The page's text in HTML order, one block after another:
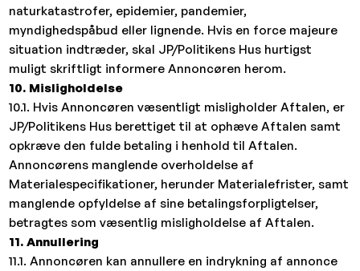
naturkatastrofer, epidemier, pandemier,
myndighedspåbud eller lignende. Hvis en force majeure
situation indtræder, skal JP/Politikens Hus hurtigst
muligt skriftligt informere Annoncøren herom.
10. Misligholdelse
10.1. Hvis Annoncøren væsentligt misligholder Aftalen, er
JP/Politikens Hus berettiget til at ophæve Aftalen samt
opkræve den fulde betaling i henhold til Aftalen.
Annoncørens manglende overholdelse af
Materialespecifikationer, herunder Materialefrister, samt
manglende opfyldelse af sine betalingsforpligtelser,
betragtes som væsentlig misligholdelse af Aftalen.
11. Annullering
11.1. Annoncøren kan annullere en indrykning af annonce